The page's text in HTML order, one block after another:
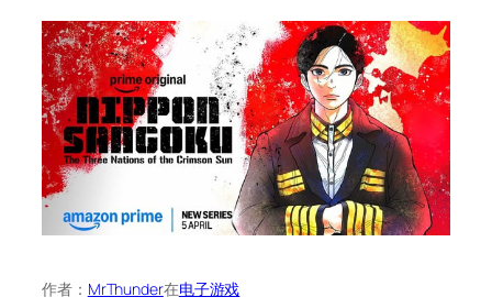
作者： MrThunder在电子游戏